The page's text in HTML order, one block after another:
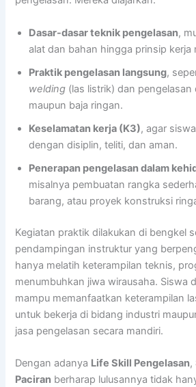
Dasar-dasar teknik pengelasan,
alat dan bahan hingga prinsip kerja
Praktik pengelasan langsung,
welding (las listrik) dan pengelasan
maupun baja ringan.
Keselamatan kerja (K3), agar
dengan disiplin, teliti, dan aman.
Penerapan pengelasan dalam
misalnya pembuatan rangka
barang, atau proyek konstruksi
Kegiatan praktik dilakukan di bengkel
pendampingan instruktur yang
hanya melatih keterampilan teknis,
menumbuhkan jiwa wirausaha. Siswa
mampu memanfaatkan keterampilan
untuk bekerja di bidang industri
jasa pengelasan secara mandiri.
Dengan adanya Life Skill Pengelasan,
Paciran berharap lulusannya tidak